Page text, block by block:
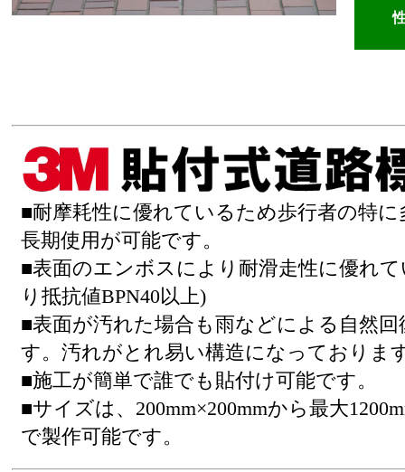
■耐摩耗性に優れているため歩行者の特
長期使用が可能です。
■表面のエンボスにより耐滑走性に優れ
り抵抗値BPN40以上)
■表面が汚れた場合も雨などによる自然
す。汚れがとれ易い構造になっておりま
■施工が簡単で誰でも貼付け可能です。
■サイズは、200mm×200mmから最大
で製作可能です。